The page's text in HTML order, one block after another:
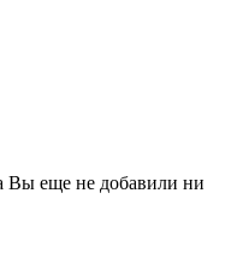
Вы еще не добавили ни